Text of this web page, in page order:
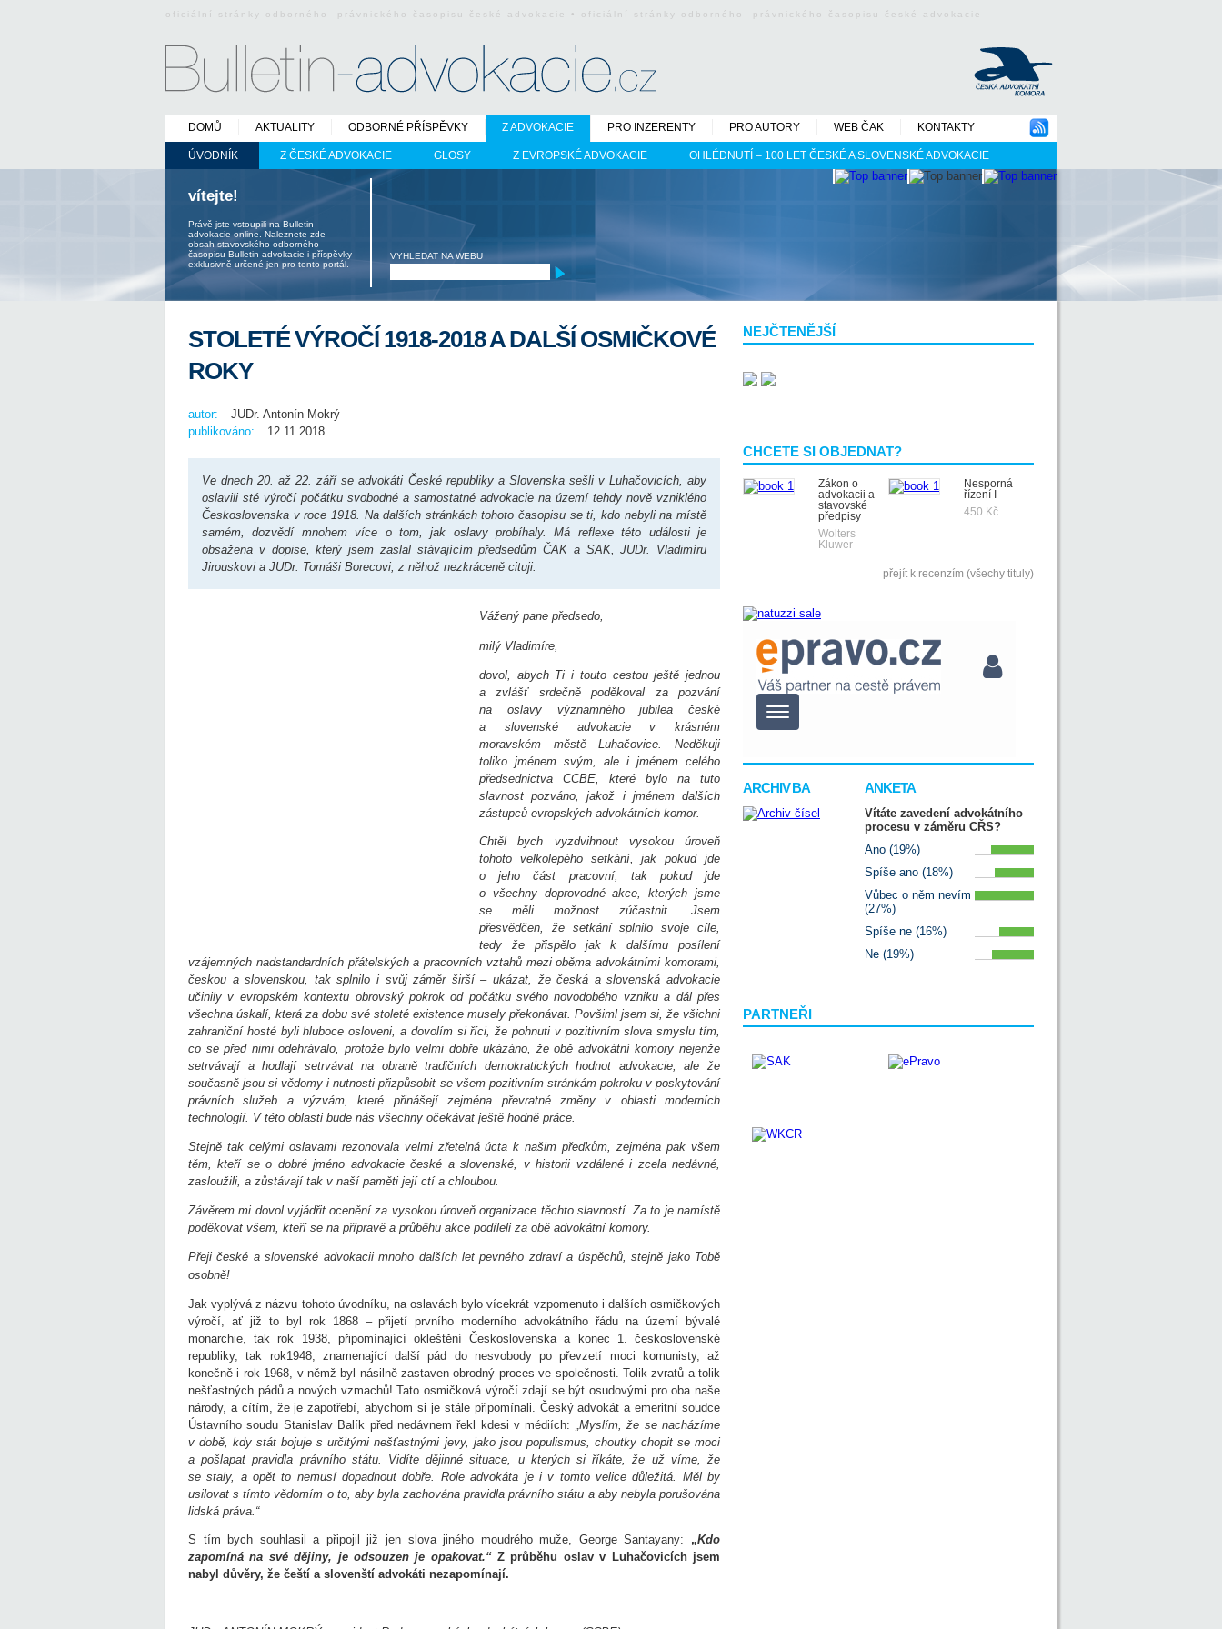
oficiální stránky odborného právnického časopisu české advokacie • oficiální stránky odborného právnického časopisu české advokacie
DOMŮ AKTUALITY ODBORNÉ PŘÍSPĚVKY Z ADVOKACIE
ÚVODNÍK Z ČESKÉ ADVOKACIE GLOSY Z EVROPSKÉ ADVOKACIE OHLÉDNUTÍ – 100 LET ČESKÉ A SLOVENSKÉ ADVOKACIE
PRO INZERENTY PRO AUTORY WEB ČAK KONTAKTY
vítejte!
Právě jste vstoupili na Bulletin
advokacie online. Naleznete zde
obsah stavovského odborného
časopisu Bulletin advokacie i příspěvky
exklusivně určené jen pro tento portál.
VYHLEDAT NA WEBU
NEJČTENĚJŠÍ
CHCETE SI OBJEDNAT?
Zákon o
advokacii a
stavovské
předpisy
Wolters
Kluwer
Nesporná
řízení I
450 Kč
přejít k recenzím (všechy tituly)
ARCHIV BA ANKETA
Vítáte zavedení advokátního
procesu v záměru CŘS?
Ano (19%)
Spíše ano (18%)
Vůbec o něm nevím
(27%)
Spíše ne (16%)
Ne (19%)
PARTNEŘI
STOLETÉ VÝROČÍ 1918-2018 A DALŠÍ OSMIČKOVÉ
ROKY
autor:
JUDr. Antonín Mokrý
publikováno:
12.11.2018
Ve dnech 20. až 22. září se advokáti České republiky a Slovenska sešli v Luhačovicích, aby
oslavili sté výročí počátku svobodné a samostatné advokacie na území tehdy nově vzniklého
Československa v roce 1918. Na dalších stránkách tohoto časopisu se ti, kdo nebyli na místě
samém, dozvědí mnohem více o tom, jak oslavy probíhaly. Má reflexe této události je
obsažena v dopise, který jsem zaslal stávajícím předsedům ČAK a SAK, JUDr. Vladimíru
Jirouskovi a JUDr. Tomáši Borecovi, z něhož nezkráceně cituji:
Vážený pane předsedo,
milý Vladimíre,
dovol, abych Ti i touto cestou ještě jednou
a zvlášť srdečně poděkoval za pozvání
na oslavy významného jubilea české
a slovenské advokacie v krásném
moravském městě Luhačovice. Neděkuji
toliko jménem svým, ale i jménem celého
předsednictva CCBE, které bylo na tuto
slavnost pozváno, jakož i jménem dalších
zástupců evropských advokátních komor.
Chtěl bych vyzdvihnout vysokou úroveň
tohoto velkolepého setkání, jak pokud jde
o jeho část pracovní, tak pokud jde
o všechny doprovodné akce, kterých jsme
se měli možnost zúčastnit. Jsem
přesvědčen, že setkání splnilo svoje cíle,
tedy že přispělo jak k dalšímu posílení
vzájemných nadstandardních přátelských a pracovních vztahů mezi oběma advokátními komorami,
českou a slovenskou, tak splnilo i svůj záměr širší – ukázat, že česká a slovenská advokacie
učinily v evropském kontextu obrovský pokrok od počátku svého novodobého vzniku a dál přes
všechna úskalí, která za dobu své stoleté existence musely překonávat. Povšiml jsem si, že všichni
zahraniční hosté byli hluboce osloveni, a dovolím si říci, že pohnuti v pozitivním slova smyslu tím,
co se před nimi odehrávalo, protože bylo velmi dobře ukázáno, že obě advokátní komory nejenže
setrvávají a hodlají setrvávat na obraně tradičních demokratických hodnot advokacie, ale že
současně jsou si vědomy i nutnosti přizpůsobit se všem pozitivním stránkám pokroku v poskytování
právních služeb a výzvám, které přinášejí zejména převratné změny v oblasti moderních
technologií. V této oblasti bude nás všechny očekávat ještě hodně práce.
Stejně tak celými oslavami rezonovala velmi zřetelná úcta k našim předkům, zejména pak všem
těm, kteří se o dobré jméno advokacie české a slovenské, v historii vzdálené i zcela nedávné,
zasloužili, a zůstávají tak v naší paměti její ctí a chloubou.
Závěrem mi dovol vyjádřit ocenění za vysokou úroveň organizace těchto slavností. Za to je namístě
poděkovat všem, kteří se na přípravě a průběhu akce podíleli za obě advokátní komory.
Přeji české a slovenské advokacii mnoho dalších let pevného zdraví a úspěchů, stejně jako Tobě
osobně!
Jak vyplývá z názvu tohoto úvodníku, na oslavách bylo vícekrát vzpomenuto i dalších osmičkových
výročí, ať již to byl rok 1868 – přijetí prvního moderního advokátního řádu na území bývalé
monarchie, tak rok 1938, připomínající okleštění Československa a konec 1. československé
republiky, tak rok1948, znamenající další pád do nesvobody po převzetí moci komunisty, až
konečně i rok 1968, v němž byl násilně zastaven obrodný proces ve společnosti. Tolik zvratů a tolik
nešťastných pádů a nových vzmachů! Tato osmičková výročí zdají se být osudovými pro oba naše
národy, a cítím, že je zapotřebí, abychom si je stále připomínali. Český advokát a emeritní soudce
Ústavního soudu Stanislav Balík před nedávnem řekl kdesi v médiích: „Myslím, že se nacházíme
v době, kdy stát bojuje s určitými nešťastnými jevy, jako jsou populismus, choutky chopit se moci
a pošlapat pravidla právního státu. Vidíte dějinné situace, u kterých si říkáte, že už víme, že
se staly, a opět to nemusí dopadnout dobře. Role advokáta je i v tomto velice důležitá. Měl by
usilovat s tímto vědomím o to, aby byla zachována pravidla právního státu a aby nebyla porušována
lidská práva.“
S tím bych souhlasil a připojil již jen slova jiného moudrého muže, George Santayany: „Kdo
zapomíná na své dějiny, je odsouzen je opakovat.“Z průběhu oslav v Luhačovicích jsem
nabyl důvěry, že čeští a slovenští advokáti nezapomínají.